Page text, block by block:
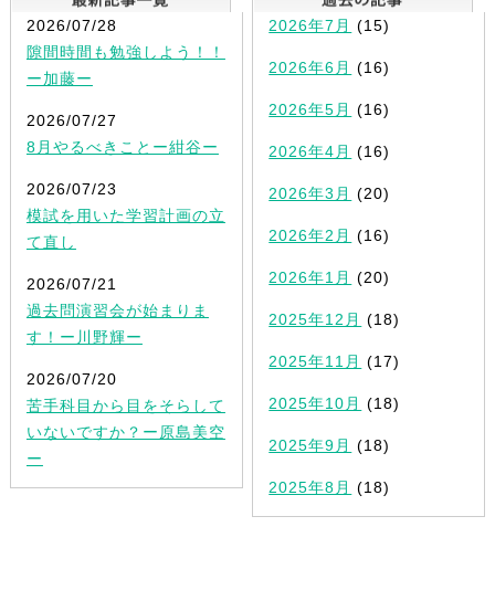
2026/07/28
隙間時間も勉強しよう！！
ー加藤ー
2026/07/27
8月やるべきことー紺谷ー
2026/07/23
模試を用いた学習計画の立
て直し
2026/07/21
過去問演習会が始まりま
す！ー川野輝ー
2026/07/20
苦手科目から目をそらして
いないですか？ー原島美空
ー
2026年7月 (15)
2026年6月 (16)
2026年5月 (16)
2026年4月 (16)
2026年3月 (20)
2026年2月 (16)
2026年1月 (20)
2025年12月 (18)
2025年11月 (17)
2025年10月 (18)
2025年9月 (18)
2025年8月 (18)